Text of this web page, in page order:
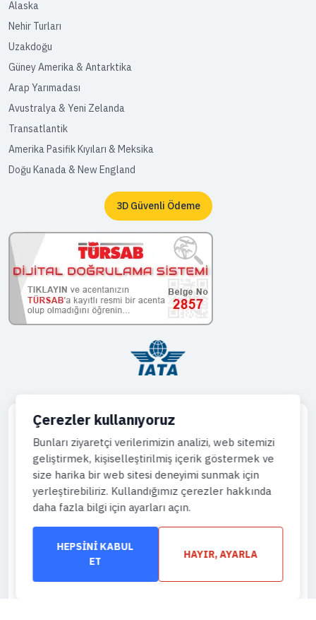
Alaska
Nehir Turları
Uzakdoğu
Güney Amerika & Antarktika
Arap Yarımadası
Avustralya & Yeni Zelanda
Transatlantik
Amerika Pasifik Kıyıları & Meksika
Doğu Kanada & New England
3D Güvenli Ödeme
Telefon
444 43 64
WhatsApp
Eposta
info@gemiturlari.com
Çerezler kullanıyoruz
Bunları ziyaretçi verilerimizin analizi, web sitemizi
geliştirmek, kişiselleştirilmiş içerik göstermek ve
size harika bir web sitesi deneyimi sunmak için
yerleştirebiliriz. Kullandığımız çerezler hakkında
daha fazla bilgi için ayarları açın.
HEPSINI KABUL
ET
HAYIR, AYARLA